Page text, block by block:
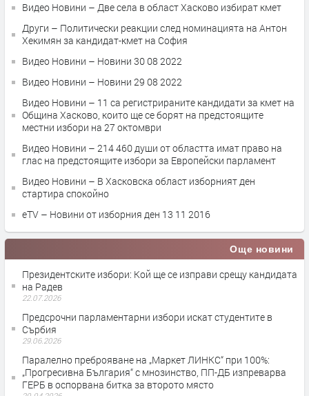
Видео Новини – Две села в област Хасково избират кмет
Други – Политически реакции след номинацията на Антон
Хекимян за кандидат-кмет на София
Видео Новини – Новини 30 08 2022
Видео Новини – Новини 29 08 2022
Видео Новини – 11 са регистрираните кандидати за кмет на
Община Хасково, които ще се борят на предстоящите
местни избори на 27 октомври
Видео Новини – 214 460 души от областта имат право на
глас на предстоящите избори за Европейски парламент
Видео Новини – В Хасковска област изборният ден
стартира спокойно
eTV – Новини от изборния ден 13 11 2016
Още новини
Президентските избори: Кой ще се изправи срещу кандидата
на Радев
22.07.2026
Предсрочни парламентарни избори искат студентите в
Сърбия
29.06.2026
Паралелно преброяване на „Маркет ЛИНКС“ при 100%:
„Прогресивна България“ с мнозинство, ПП-ДБ изпреварва
ГЕРБ в оспорвана битка за второто място